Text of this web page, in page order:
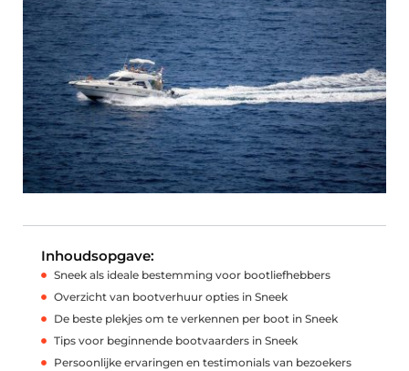
Inhoudsopgave:
Sneek als ideale bestemming voor bootliefhebbers
Overzicht van bootverhuur opties in Sneek
De beste plekjes om te verkennen per boot in Sneek
Tips voor beginnende bootvaarders in Sneek
Persoonlijke ervaringen en testimonials van bezoekers